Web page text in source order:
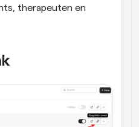
therapeuten en